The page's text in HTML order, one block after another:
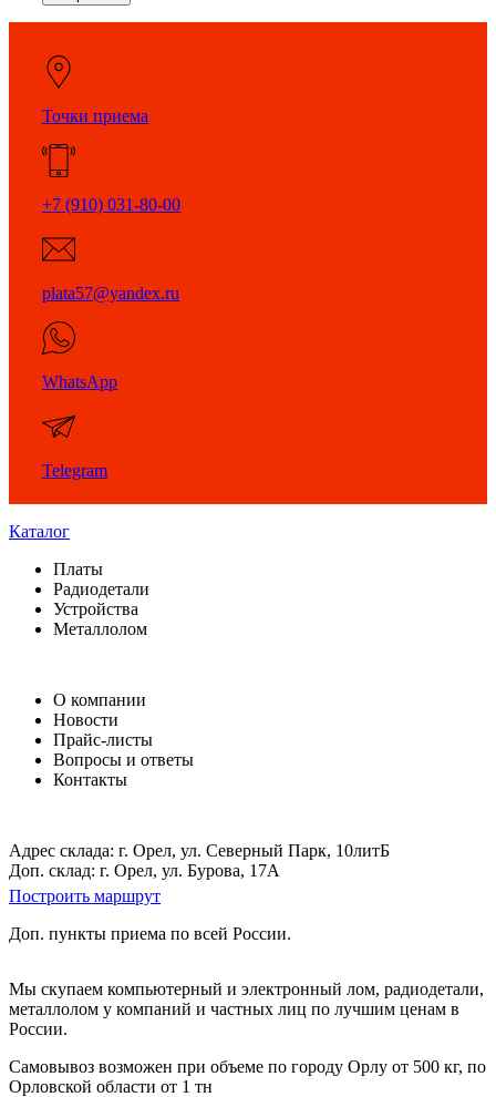
Точки приема
+7 (910) 031-80-00
plata57@yandex.ru
WhatsApp
Telegram
Каталог
Платы
Радиодетали
Устройства
Металлолом
О компании
Новости
Прайс-листы
Вопросы и ответы
Контакты
Адрес склада: г. Орел, ул. Северный Парк, 10литБ
Доп. склад: г. Орел, ул. Бурова, 17А
Построить маршрут
Доп. пункты приема по всей России.
Мы скупаем компьютерный и электронный лом, радиодетали,
металлолом у компаний и частных лиц по лучшим ценам в
России.
Самовывоз возможен при объеме по городу Орлу от 500 кг, по
Орловской области от 1 тн